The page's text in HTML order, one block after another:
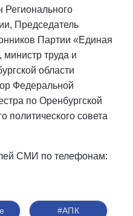
Регионального
Председатель
Партии «Единая
труда и
области
Федеральной
по Оренбургской
политического совета
СМИ по телефонам:
#АПК